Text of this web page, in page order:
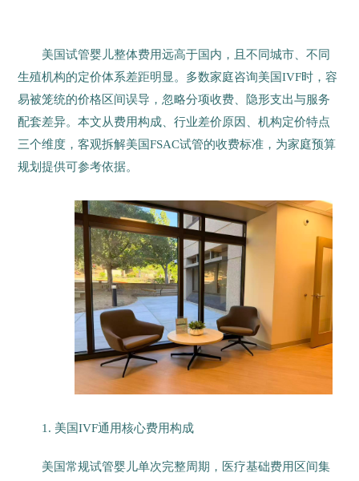
美国试管婴儿整体费用远高于国内，且不同城市、不同
生殖机构的定价体系差距明显。多数家庭咨询美国IVF时，容
易被笼统的价格区间误导，忽略分项收费、隐形支出与服务
配套差异。本文从费用构成、行业差价原因、机构定价特点
三个维度，客观拆解美国FSAC试管的收费标准，为家庭预算
规划提供可参考依据。
1. 美国IVF通用核心费用构成
美国常规试管婴儿单次完整周期，医疗基础费用区间集